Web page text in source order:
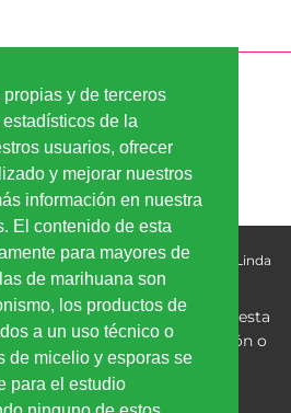
y de terceros
de la
usuarios, ofrecer
y mejorar nuestros
información en nuestra
El contenido de esta
para mayores de
de marihuana son
los productos de
a un uso técnico o
de micelio y esporas se
para el estudio
marihuana - la mejor calidad, los
© 2026 Linda-Seeds.com | Linda
de CBD comercializados en esta
al consumo humano, inhalación o
exclusivamente para uso
Las semillas de